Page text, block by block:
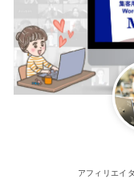
アフィリエイ